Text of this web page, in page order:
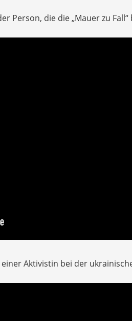
Person, die die „Mauer zu
Aktivistin bei der